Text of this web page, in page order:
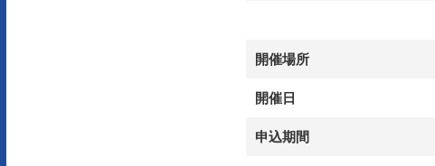
開催場所
開催日
申込期間